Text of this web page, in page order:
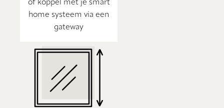
of koppel met je smart
home systeem via een
gateway